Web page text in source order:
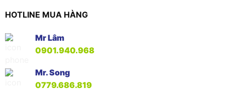
HOTLINE MUA HÀNG
Mr Lâm
0901.940.968
Mr. Song
0779.686.819